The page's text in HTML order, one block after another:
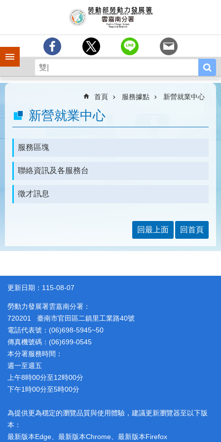
手機側欄
中
分
簡
業
務
相
連
務
網
站
導
覽
回
首
頁
English
民
意
信
常
見
問
雙
語
詞
首頁 服務據點 新營就業中心
新營就業中心
服務區塊
聯絡資訊及各服務台
徵才訊息
回最上面 回首頁
更新日期：115-08-07
勞動力發展署雲嘉南分署：
720201 臺南市官田區二鎮里工業路40號
電話代表號：(06)698-5945~50
傳真機號碼：(06)699-0545
本分署服務時間：
週一至週五
上午8時00分至12時00分
下午1時00分至5時00分
為提供更為穩定的瀏覽品質與使用體驗，建議更新瀏覽器至以下版
本：
最新版本Edge、最新版本Chrome、最新版本Firefox